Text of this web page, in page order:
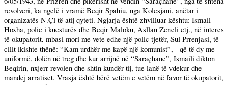
revolveri, ka ngelë i vramë Beqir Spahiu, nga Kolesjani, anëtar i
organizatës N.Çl të atij qyteti. Ngjarja është zhvilluar kështu: Ismail
Hoxha, polic i kuesturës dhe Beqir Maloku, Asllan Zeneli etj., në interes
të okupatorit, mbasi mori me vete edhe një polic tjetër, Sul Prrenjasi, të
cilit ikishte thënë: “Kam urdhër me kapë një komunist”, - që të dy me
uniformë, dolën në treg dhe kur arrijnë në “Saraçhane”, Ismaili dikton
Beqirin, nxjerr revolen dhe shtin kundër tij, tue lanë të vdekur dhe
mandej arratiset. Vrasja është bërë vetëm e vetëm në favor të okupatorit,